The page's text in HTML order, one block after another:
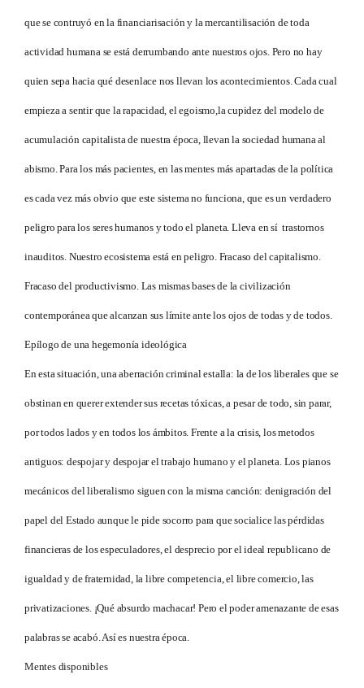
que se contruyó en la financiarisación y la mercantilisación de toda
actividad humana se está derrumbando ante nuestros ojos. Pero no hay
quien sepa hacia qué desenlace nos llevan los acontecimientos. Cada cual
empieza a sentir que la rapacidad, el egoismo,la cupidez del modelo de
acumulación capitalista de nuestra época, llevan la sociedad humana al
abismo. Para los más pacientes, en las mentes más apartadas de la política
es cada vez más obvio que este sistema no funciona, que es un verdadero
peligro para los seres humanos y todo el planeta. Lleva en sí trastornos
inauditos. Nuestro ecosistema está en peligro. Fracaso del capitalismo.
Fracaso del productivismo. Las mismas bases de la civilización
contemporánea que alcanzan sus límite ante los ojos de todas y de todos.
Epílogo de una hegemonía ideológica
En esta situación, una aberración criminal estalla: la de los liberales que se
obstinan en querer extender sus recetas tóxicas, a pesar de todo, sin parar,
por todos lados y en todos los ámbitos. Frente a la crisis, los metodos
antiguos: despojar y despojar el trabajo humano y el planeta. Los pianos
mecánicos del liberalismo siguen con la misma canción: denigración del
papel del Estado aunque le pide socorro para que socialice las pérdidas
financieras de los especuladores, el desprecio por el ideal republicano de
igualdad y de fraternidad, la libre competencia, el libre comercio, las
privatizaciones. ¡Qué absurdo machacar! Pero el poder amenazante de esas
palabras se acabó. Así es nuestra época.
Mentes disponibles